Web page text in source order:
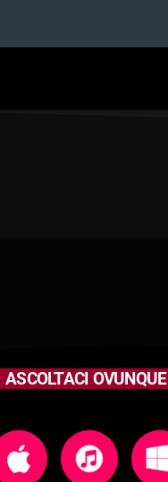
ASCOLTACI OVUNQUE